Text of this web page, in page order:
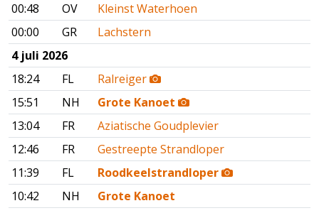
00:48
OV
Kleinst Waterhoen
00:00
GR
Lachstern
4 juli 2026
18:24
FL
Ralreiger
15:51
NH
Grote Kanoet
13:04
FR
Aziatische Goudplevier
12:46
FR
Gestreepte Strandloper
11:39
FL
Roodkeelstrandloper
10:42
NH
Grote Kanoet